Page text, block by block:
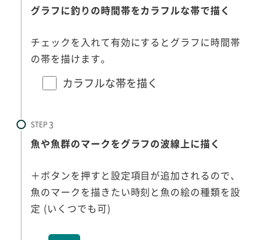
グラフに釣りの時間帯をカラフルな帯で描く
チェックを入れて有効にするとグラフに時間帯
の帯を描けます。
カラフルな帯を描く
STEP
魚や魚群のマークをグラフの波線上に描く
＋ボタンを押すと設定項目が追加されるので、
魚のマークを描きたい時刻と魚の絵の種類を設
定 (いくつでも可)